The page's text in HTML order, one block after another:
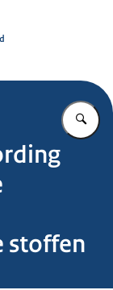
stoffen